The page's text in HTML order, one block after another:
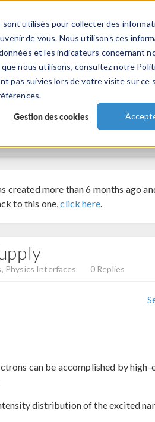
utilisés pour collecter des
de vous. Nous utilisons ces
et les indicateurs concernant
nous utilisons, consultez notre
pas suivies lors de votre visite sur ce
Gestion des cookies
INDUSTRIES
created more than 6 months ago
to this one,click here.
Physics Interfaces 0 Replies
can be accomplished by
distribution of the excited